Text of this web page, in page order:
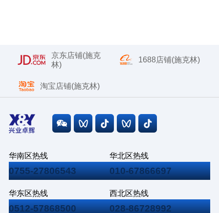
京东店铺(施克
林)
1688店铺(施克林)
淘宝店铺(施克林)
华南区热线
0755-27806543
华北区热线
010-67866697
华东区热线
0512-57868500
西北区热线
028-86728992